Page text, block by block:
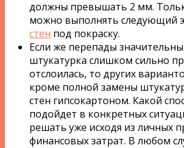
должны превышать 2 мм.
можно выполнять следующий
стен под покраску.
Если же перепады значительны
штукатурка слишком сильно
отслоилась, то других
кроме полной замены
стен гипсокартоном. Какой
подойдет в конкретных
решать уже исходя из личных
финансовых затрат. В любом